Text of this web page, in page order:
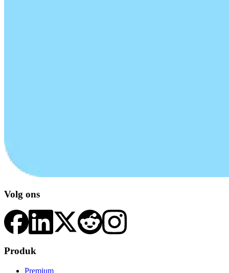
Volg ons
Produk
Premium